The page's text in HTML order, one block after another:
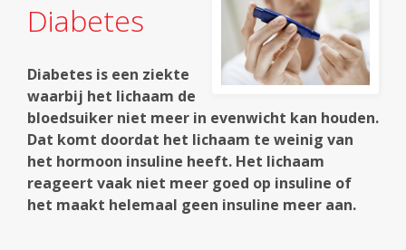
Diabetes
Diabetes is een ziekte
waarbij het lichaam de
bloedsuiker niet meer in evenwicht kan houden.
Dat komt doordat het lichaam te weinig van
het hormoon insuline heeft. Het lichaam
reageert vaak niet meer goed op insuline of
het maakt helemaal geen insuline meer aan.